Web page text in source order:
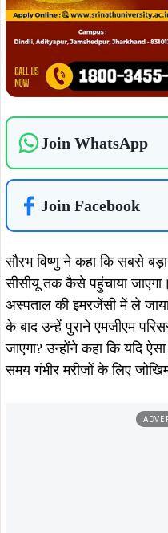
Join WhatsApp
Join Facebook
सौरभ विष्णु ने कहा कि सबसे
सीसीयू तक कैसे पहुंचाया
अस्पताल की इमरजेंसी में ले
के बाद उन्हें पुराने एमजीएम
जाएगा? उन्होंने कहा कि यदि
समय गंभीर मरीजों के लिए